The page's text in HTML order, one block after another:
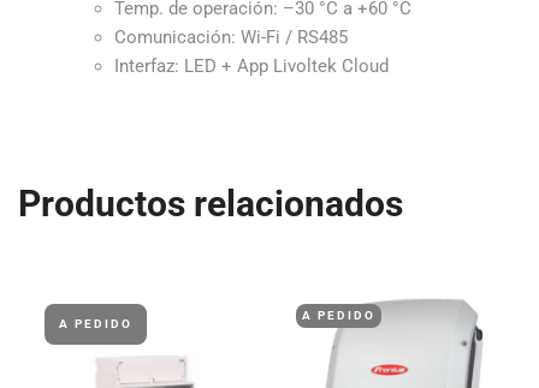
Temp. de operación: –30 °C a +60 °C
Comunicación: Wi-Fi / RS485
Interfaz: LED + App Livoltek Cloud
Productos relacionados
A PEDIDO
A PEDIDO